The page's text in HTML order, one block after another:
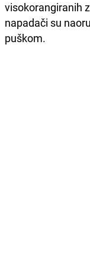
visokorangiranih
napadači su
puškom.